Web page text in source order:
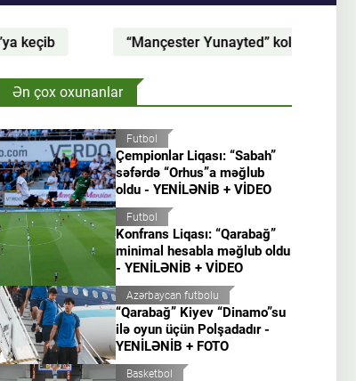
“Mançester Yunayted” kolumbiyalı
Ən çox oxunanlar
Futbol
Çempionlar Liqası: “Sabah”
səfərdə “Orhus”a məğlub
oldu - YENİLƏNİB + VİDEO
Futbol
Konfrans Liqası: “Qarabağ”
minimal hesabla məğlub oldu
- YENİLƏNİB + VİDEO
Azərbaycan futbolu
“Qarabağ” Kiyev “Dinamo”su
ilə oyun üçün Polşadadır -
YENİLƏNİB + FOTO
Basketbol